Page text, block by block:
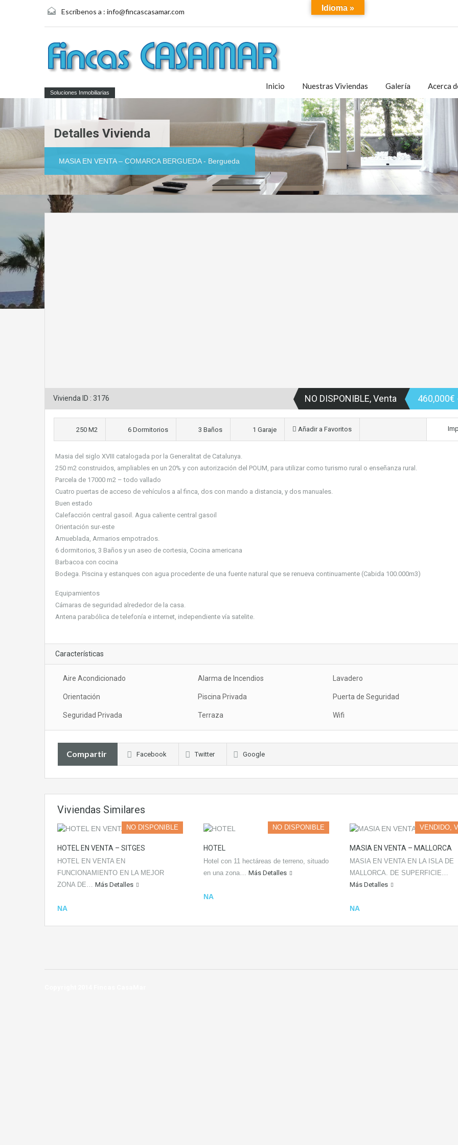
Escríbenos a : info@fincascasamar.com
Soluciones Inmobiliarias
Inicio Nuestras Viviendas Galería Acerca
Detalles Vivienda
MASIA EN VENTA – COMARCA BERGUEDA - Bergueda
Vivienda ID : 3176 NO DISPONIBLE, Venta 460,000€
250 M2 6 Dormitorios 3 Baños 1 Garaje Añadir a Favoritos
Masia del siglo XVIII catalogada por la Generalitat de Catalunya.
250 m2 construidos, ampliables en un 20% y con autorización del POUM, para utilizar como turismo rural o enseñanza rural.
Parcela de 17000 m2 – todo vallado
Cuatro puertas de acceso de vehículos a al finca, dos con mando a distancia, y dos manuales.
Buen estado
Calefacción central gasoil. Agua caliente central gasoil
Orientación sur-este
Amueblada, Armarios empotrados.
6 dormitorios, 3 Baños y un aseo de cortesia, Cocina americana
Barbacoa con cocina
Bodega. Piscina y estanques con agua procedente de una fuente natural que se renueva continuamente (Cabida 100.000m3)
Equipamientos
Cámaras de seguridad alrededor de la casa.
Antena parabólica de telefonía e internet, independiente vía satelite.
Características
Aire Acondicionado Alarma de Incendios Lavadero
Orientación Piscina Privada Puerta de Seguridad
Seguridad Privada Terraza Wifi
Compartir Facebook Twitter Google
Viviendas Similares
NO DISPONIBLE
HOTEL EN VENTA – SITGES
HOTEL EN VENTA EN
FUNCIONAMIENTO EN LA MEJOR
ZONA DE… Más Detalles
NA
NO DISPONIBLE
HOTEL
Hotel con 11 hectáreas de terreno, situado
en una zona… Más Detalles
NA
VENDIDO,
MASIA EN VENTA – MALLORCA
MASIA EN VENTA EN LA ISLA DE
MALLORCA. DE SUPERFICIE…
Más Detalles
NA
Idioma »